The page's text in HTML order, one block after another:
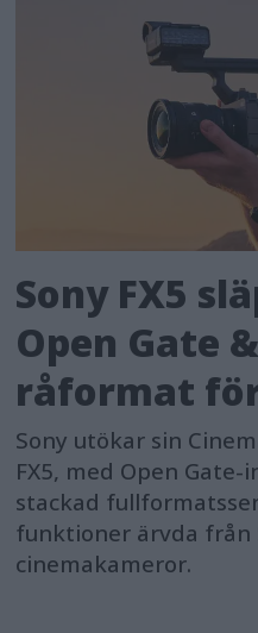
Sony FX5
Open Gate
råformat
Sony utökar sin
FX5, med Open
stackad
funktioner ärvda från
cinemakameror.